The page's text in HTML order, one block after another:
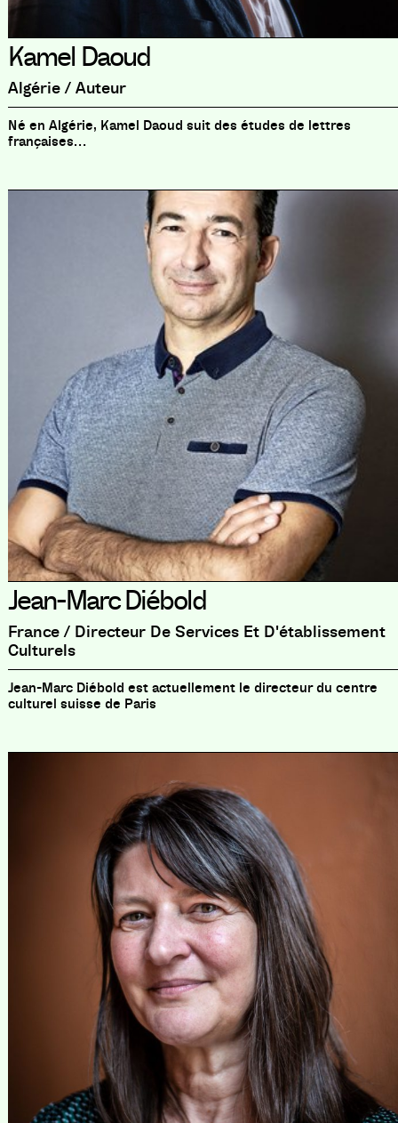
Kamel Daoud
Algérie / Auteur
Né en Algérie, Kamel Daoud suit des études de lettres
françaises…
Jean-Marc Diébold
France / Directeur De Services Et D'établissement
Culturels
Jean-Marc Diébold est actuellement le directeur du centre
culturel suisse de Paris